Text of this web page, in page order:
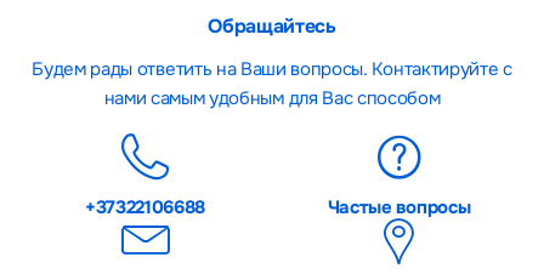
Обращайтесь
Будем рады ответить на Ваши вопросы. Контактируйте с
нами самым удобным для Вас способом
+37322106688 Частые вопросы